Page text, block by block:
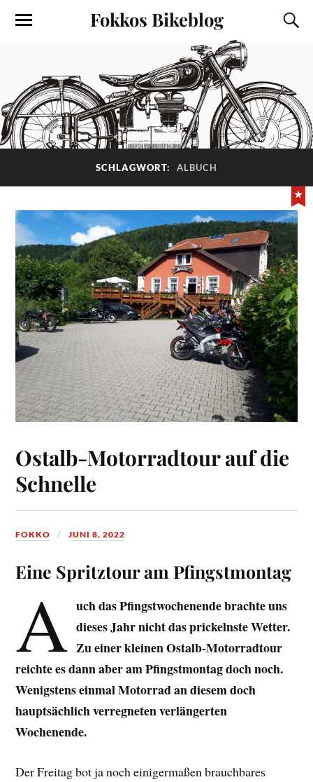
Fokkos Bikeblog
SCHLAGWORT: ALBUCH
Ostalb-Motorradtour auf die
Schnelle
FOKKO JUNI 8, 2022
Eine Spritztour am Pfingstmontag
A uch das Pfingstwochenende brachte uns
dieses Jahr nicht das prickelnste Wetter.
Zu einer kleinen Ostalb-Motorradtour
reichte es dann aber am Pfingstmontag doch noch.
Wenigstens einmal Motorrad an diesem doch
hauptsächlich verregneten verlängerten
Wochenende.
Der Freitag bot ja noch einigermaßen brauchbares